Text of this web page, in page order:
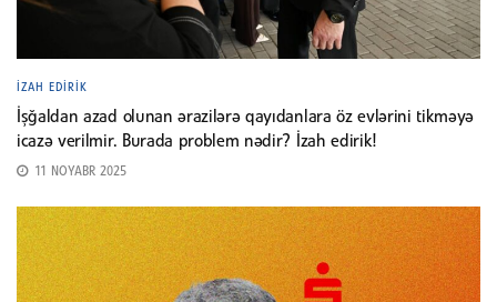
İZAH EDIRIK
İşğaldan azad olunan ərazilərə qayıdanlara öz evlərini tikməyə
icazə verilmir. Burada problem nədir? İzah edirik!
11 NOYABR 2025